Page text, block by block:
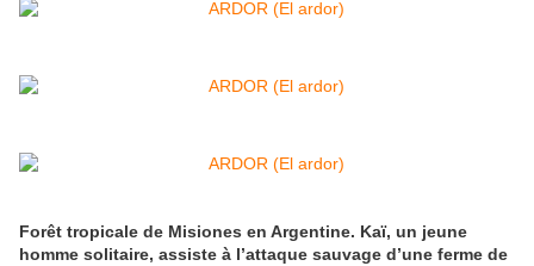
Forêt tropicale de Misiones en Argentine. Kaï, un jeune
homme solitaire, assiste à l’attaque sauvage d’une ferme de